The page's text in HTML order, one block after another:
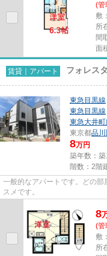
(管
敷
所
間
面
賃貸｜アパート フォレス
東急目黒線
東急目黒線
東急大井町
東京都品川
8万円
築年数：築
階数：2階
一般的なアパートです。どの
スメです。
8
(管
敷
所